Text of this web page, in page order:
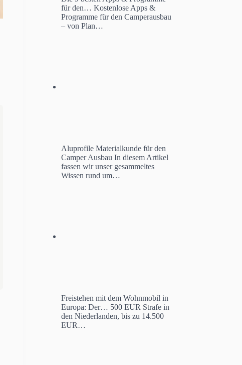
für den… Kostenlose Apps &
Programme für den Camperausbau
– von Plan…
Aluprofile Materialkunde für den
Camper Ausbau In diesem Artikel
fassen wir unser gesammeltes
Wissen rund um…
Freistehen mit dem Wohnmobil in
Europa: Der… 500 EUR Strafe in
den Niederlanden, bis zu 14.500
EUR…